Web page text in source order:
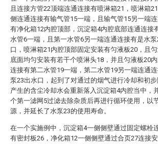
且连接方管22顶端连通连接有喷淋箱21，喷淋箱
侧连通连接有输气管15一端，且输气管15另一端
有净化箱12内腔顶部，沉淀箱4内腔底部连通连接
水管6一端，且第一水管6另一端连通连接有是水
口，喷淋箱21内腔顶部固定安装有匀液板20，且
底面均匀安装有若干个喷淋头18，并且匀液板20
连接有第二水管19一端，第二水管19另一端连通
泵23出水口，起到了对通过的烟气进行冷却和初步
产生的含尘冷却水会重新落入沉淀箱4内腔当中，
个第一滤网5过滤去除杂质后再进行循环使用，以
源，并延长了水泵23的使用寿命。
在一个实施例中，沉淀箱4一侧侧壁通过固定螺栓
有密封板26，净化箱12一侧侧壁通过合页27连接